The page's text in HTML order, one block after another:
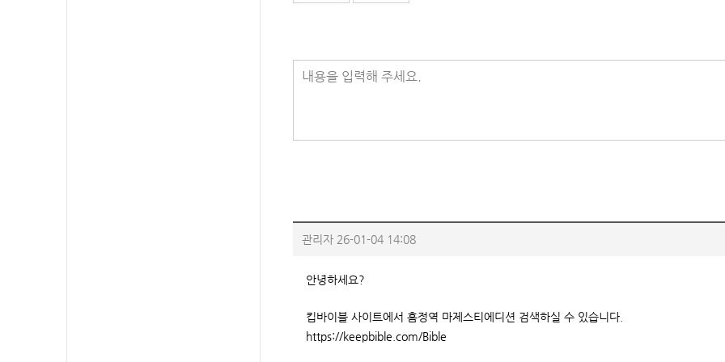
내용을 입력해 주세요.
관리자 26-01-04 14:08
안녕하세요?
킵바이블 사이트에서 흠정역 마제스티에디션 검색하실 수 있습니다.
https://keepbible.com/Bible